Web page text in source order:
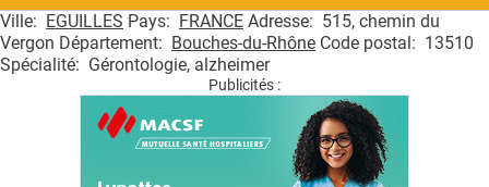
THÉMA
QUI SOMMES-NOUS ?
Ville: EGUILLES Pays: FRANCE Adresse: 515, chemin du
Vergon Département: Bouches-du-Rhône Code postal: 13510
Spécialité: Gérontologie, alzheimer
Publicités :